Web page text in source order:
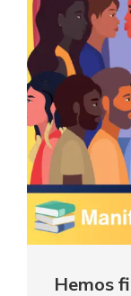
Hemos